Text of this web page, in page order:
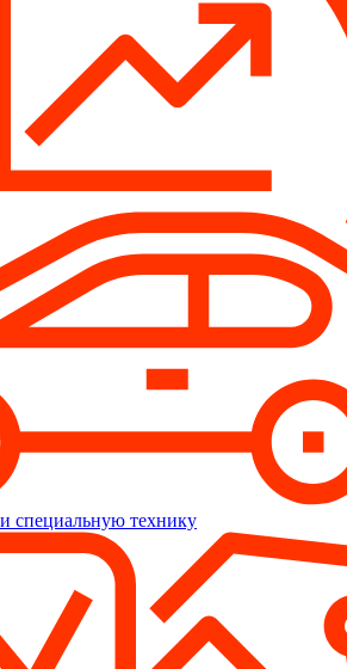
специальную технику